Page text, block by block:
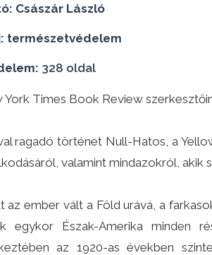
Császár László
természetvédelem
328 oldal
York Times Book Review
ragadó történet Null-Hatos, a
valamint mindazokról, akik
az ember vált a Föld urává, a
egykor Észak-Amerika minden
az 1920-as években